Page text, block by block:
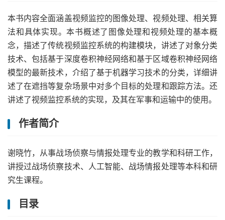
本书内容全面涵盖视频监控的图像处理、视频处理、相关算
法和具体实现。本书概述了图像处理和视频处理的基本概
念，描述了传统视频监控系统的构建模块，讲述了对象分类
技术、包括基于深度卷积神经网络和基于区域卷积神经网络
模型的最新技术，介绍了基于机器学习技术的分类，详细讲
述了在遮挡等复杂场景中对多个目标的处理和跟踪方法。还
讲述了视频监控系统的实现，及其在军事和运输中的使用。
作者简介
谢晓竹，从事战场侦察与情报处理专业的教学和科研工作，
讲授过战场侦察技术、人工智能、战场情报处理等本科和研
究生课程。
目录